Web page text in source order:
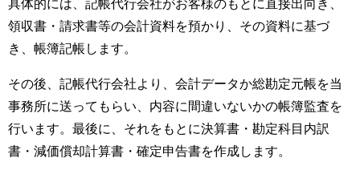
具体的には、記帳代行会社がお客様のもとに直接出向き、
領収書・請求書等の会計資料を預かり、その資料に基づ
き、帳簿記帳します。
その後、記帳代行会社より、会計データか総勘定元帳を当
事務所に送ってもらい、内容に間違いないかの帳簿監査を
行います。最後に、それをもとに決算書・勘定科目内訳
書・減価償却計算書・確定申告書を作成します。